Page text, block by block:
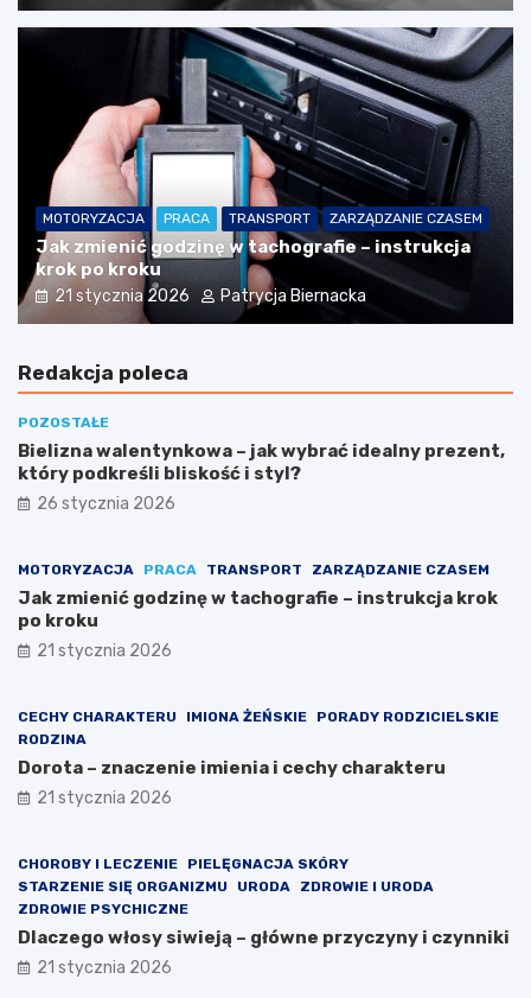
MOTORYZACJA PRACA TRANSPORT ZARZĄDZANIE CZASEM
Jak zmienić godzinę w tachografie – instrukcja
krok po kroku
21 stycznia 2026 Patrycja Biernacka
Redakcja poleca
POZOSTAŁE
Bielizna walentynkowa – jak wybrać idealny prezent,
który podkreśli bliskość i styl?
26 stycznia 2026
MOTORYZACJA PRACA TRANSPORT ZARZĄDZANIE CZASEM
Jak zmienić godzinę w tachografie – instrukcja krok
po kroku
21 stycznia 2026
CECHY CHARAKTERU IMIONA ŻEŃSKIE
PORADY RODZICIELSKIE
RODZINA
Dorota – znaczenie imienia i cechy charakteru
21 stycznia 2026
CHOROBY I LECZENIE
PIELĘGNACJA SKÓRY
STARZENIE SIĘ ORGANIZMU
URODA
ZDROWIE I URODA
ZDROWIE PSYCHICZNE
Dlaczego włosy siwieją – główne przyczyny i czynniki
21 stycznia 2026